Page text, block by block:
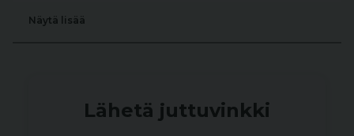
Näytä lisää
Lähetä juttuvinkki